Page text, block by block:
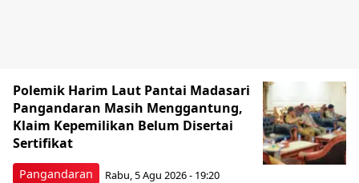
Pangandaran
Polemik Harim Laut Pantai Madasari
Pangandaran Masih Menggantung,
Klaim Kepemilikan Belum Disertai
Sertifikat
Rabu, 5 Agu 2026 - 19:20